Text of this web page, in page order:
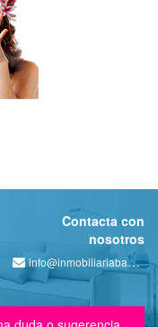
Contacta con
nosotros
info@inmobiliariabancaria.com